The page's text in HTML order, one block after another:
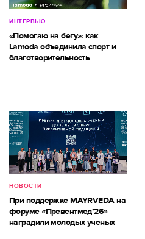
ИНТЕРВЬЮ
«Помогаю на бегу»: как
Lamoda объединила спорт и
благотворительность
НОВОСТИ
При поддержке MAYRVEDA на
форуме «Превентмед’26»
наградили молодых ученых